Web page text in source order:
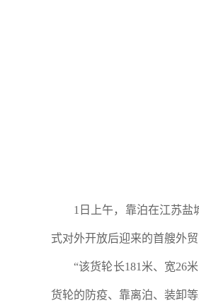
1日上午，靠泊在江苏
式对外开放后迎来的首艘外贸
“该货轮长181米、宽26
货轮的防疫、靠离泊、装卸